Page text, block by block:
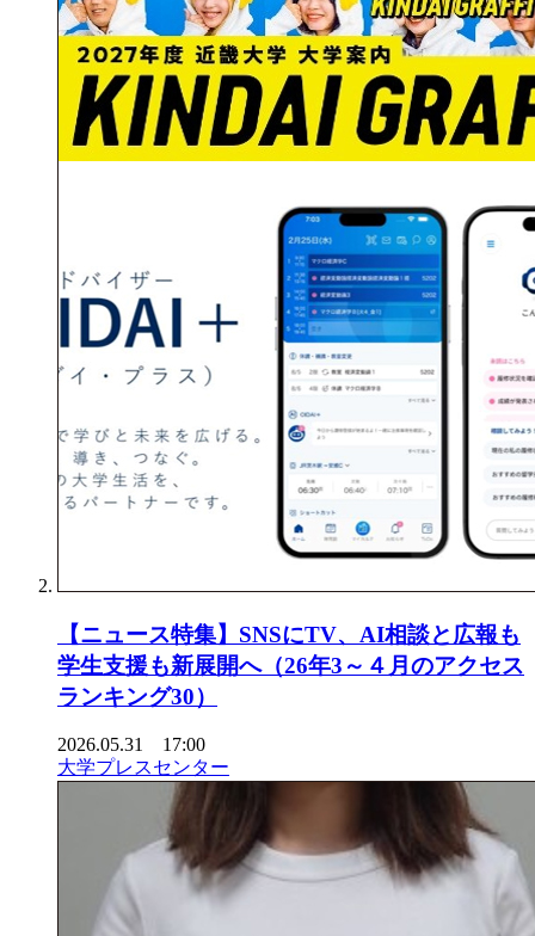
【ニュース特集】SNSにTV、AI相談と広報も
学生支援も新展開へ（26年3～４月のアクセス
ランキング30）
2026.05.31 17:00
大学プレスセンター